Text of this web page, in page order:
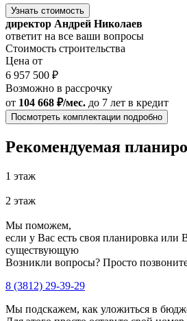
Узнать стоимость
директор Андрей Николаев
ответит на все ваши вопросы
Стоимость строительства
Цена от
6 957 500 ₽
Возможно в рассрочку
от 104 668 ₽/мес. до 7 лет в кредит
Посмотреть комплектации подробно
Рекомендуемая
1 этаж
2 этаж
Мы поможем,
если у Вас есть своя планировка или
существующую
Возникли вопросы? Просто
8 (3812) 29-39-29
Мы подскажем, как уложиться в